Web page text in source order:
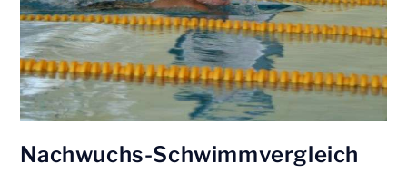
Nachwuchs-Schwimmvergleich